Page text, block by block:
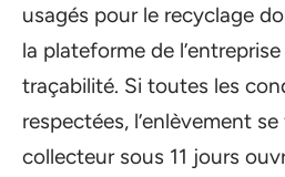
usagés pour le recyclage
la plateforme de
traçabilité. Si toutes les
respectées, l’enlèvement
collecteur sous 11 jours